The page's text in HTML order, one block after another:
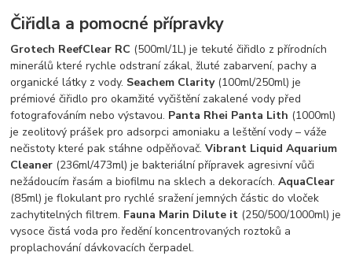
Čiřidla a pomocné přípravky
Grotech ReefClear RC (500ml/1L) je tekuté čiřidlo z přírodních
minerálů které rychle odstraní zákal, žluté zabarvení, pachy a
organické látky z vody. Seachem Clarity(100ml/250ml) je
prémiové čiřidlo pro okamžité vyčištění zakalené vody před
fotografováním nebo výstavou. Panta Rhei Panta Lith (1000ml)
je zeolitový prášek pro adsorpci amoniaku a leštění vody – váže
nečistoty které pak stáhne odpěňovač.Vibrant Liquid Aquarium
Cleaner (236ml/473ml) je bakteriální přípravek agresivní vůči
nežádoucím řasám a biofilmu na sklech a dekoracích.AquaClear
(85ml) je flokulant pro rychlé sražení jemných částic do vloček
zachytitelných filtrem. Fauna Marin Dilute it (250/500/1000ml) je
vysoce čistá voda pro ředění koncentrovaných roztoků a
proplachování dávkovacích čerpadel.